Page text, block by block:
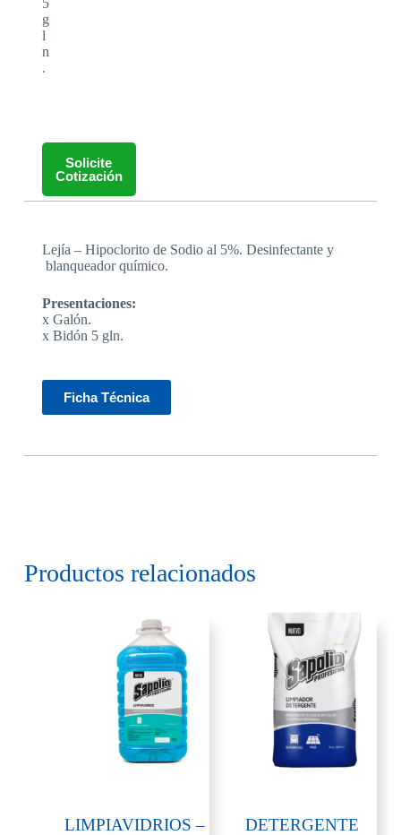
5
g
l
n
.
Solicite
Cotización
Lejía – Hipoclorito de Sodio al 5%. Desinfectante y
blanqueador químico.
Presentaciones:
x Galón.
x Bidón 5 gln.
Ficha Técnica
Productos relacionados
LIMPIAVIDRIOS –
DETERGENTE